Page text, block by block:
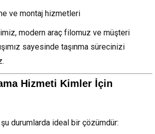
ve montaj hizmetleri
modern araç filomuz ve müşteri
sayesinde taşınma sürecinizi
Hizmeti Kimler İçin
durumlarda ideal bir çözümdür: